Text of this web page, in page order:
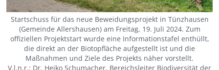
Startschuss für das neue Beweidungsprojekt in Tünzhausen
(Gemeinde Allershausen) am Freitag, 19. Juli 2024. Zum
offiziellen Projektstart wurde eine Informationstafel enthüllt,
die direkt an der Biotopfläche aufgestellt ist und die
Maßnahmen und Ziele des Projekts näher vorstellt.
V.l.n.r.: Dr. Heiko Schumacher, Bereichsleiter Biodiversität der